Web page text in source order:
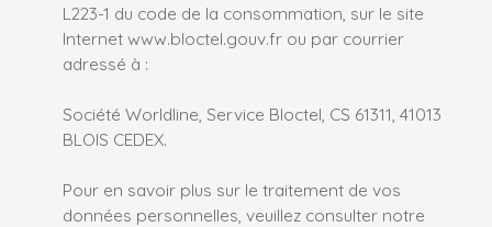
L223-1 du code de la consommation, sur le site
Internet www.bloctel.gouv.fr ou par courrier
adressé à :
Société Worldline, Service Bloctel, CS 61311, 41013
BLOIS CEDEX.
Pour en savoir plus sur le traitement de vos
données personnelles, veuillez consulter notre